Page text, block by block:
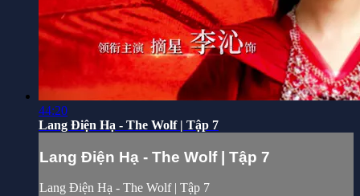
44:20
Lang Điện Hạ - The Wolf | Tập 7
Lang Điện Hạ - The Wolf | Tập 7
Lang Điện Hạ - The Wolf | Tập 7